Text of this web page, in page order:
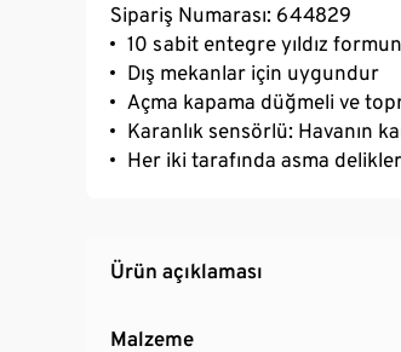
Sipariş Numarası: 644829
10 sabit entegre yıldız
Dış mekanlar için uygundur
Açma kapama düğmeli ve
Karanlık sensörlü: Havanın
Her iki tarafında asma
Ürün açıklaması
Malzeme